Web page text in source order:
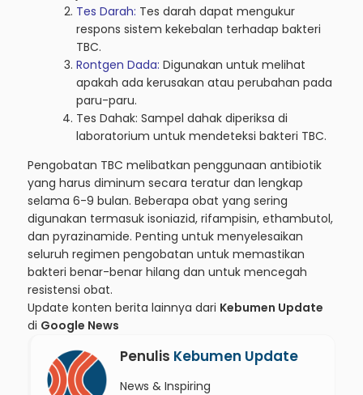
Tes Darah: Tes darah dapat mengukur
respons sistem kekebalan terhadap bakteri
TBC.
Rontgen Dada: Digunakan untuk melihat
apakah ada kerusakan atau perubahan pada
paru-paru.
Tes Dahak: Sampel dahak diperiksa di
laboratorium untuk mendeteksi bakteri TBC.
Pengobatan TBC melibatkan penggunaan antibiotik
yang harus diminum secara teratur dan lengkap
selama 6-9 bulan. Beberapa obat yang sering
digunakan termasuk isoniazid, rifampisin, ethambutol,
dan pyrazinamide. Penting untuk menyelesaikan
seluruh regimen pengobatan untuk memastikan
bakteri benar-benar hilang dan untuk mencegah
resistensi obat.
Update konten berita lainnya dari Kebumen Update
di Google News
Penulis Kebumen Update
News & Inspiring